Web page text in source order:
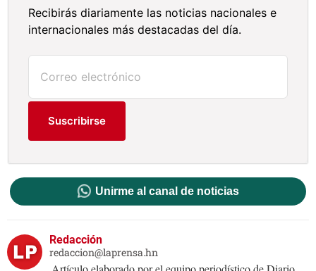
Recibirás diariamente las noticias nacionales e
internacionales más destacadas del día.
Suscribirse
Unirme al canal de noticias
Redacción
redaccion@laprensa.hn